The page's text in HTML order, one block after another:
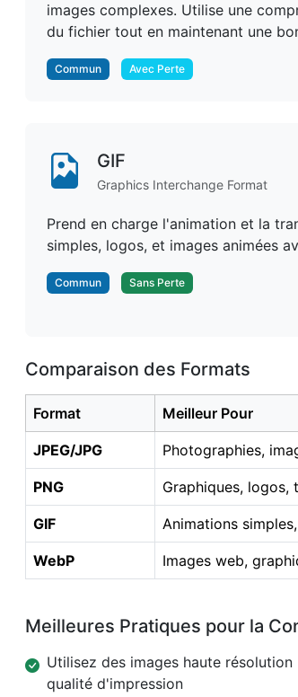
images complexes. Utilise une
du fichier tout en maintenant une
Commun Avec Perte
GIF
Graphics Interchange Format
Prend en charge l'animation et la
simples, logos, et images animées
Commun Sans Perte
Comparaison des Formats
Format Meilleur Pour
JPEG/JPG Photographies,
PNG Graphiques, logos,
GIF Animations
WebP Images web,
Meilleures Pratiques pour la
Utilisez des images haute
qualité d'impression